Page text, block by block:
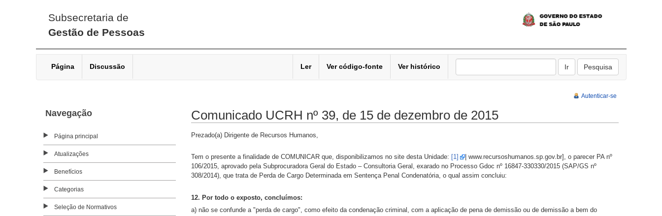
Subsecretaria de
Gestão de Pessoas
Página Discussão Ler Ver código-fonte Ver histórico
Autenticar-se
Navegação
Página principal
Atualizações
Benefícios
Categorias
Seleção de Normativos
Comunicado UCRH nº 39, de 15 de dezembro de 2015
Prezado(a) Dirigente de Recursos Humanos,
Tem o presente a finalidade de COMUNICAR que, disponibilizamos no site desta Unidade: [1]
| www.recursoshumanos.sp.gov.br], o parecer PA nº
106/2015, aprovado pela Subprocuradora Geral do Estado – Consultoria Geral, exarado no Processo Gdoc nº 16847-330330/2015 (SAP/GS nº
308/2014), que trata de Perda de Cargo Determinada em Sentença Penal Condenatória, o qual assim concluiu:
12. Por todo o exposto, concluímos:
a) não se confunde a "perda de cargo", como efeito da condenação criminal, com a aplicação de pena de demissão ou de demissão a bem do